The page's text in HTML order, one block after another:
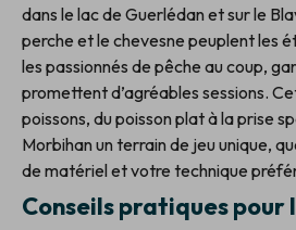
dans le lac de Guerlédan et sur le
perche et le chevesne peuplent les
les passionnés de pêche au coup,
promettent d’agréables sessions.
poissons, du poisson plat à la prise
Morbihan un terrain de jeu unique,
de matériel et votre technique
Conseils pratiques pour